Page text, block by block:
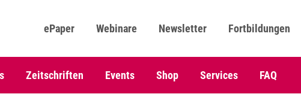
ePaper Webinare Newsletter Fortbildungen
Zeitschriften Events Shop Services FAQ